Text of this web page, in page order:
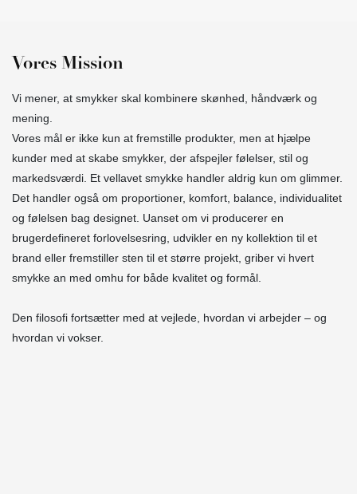
Vores Mission
Vi mener, at smykker skal kombinere skønhed, håndværk og
mening.
Vores mål er ikke kun at fremstille produkter, men at hjælpe
kunder med at skabe smykker, der afspejler følelser, stil og
markedsværdi. Et vellavet smykke handler aldrig kun om glimmer.
Det handler også om proportioner, komfort, balance, individualitet
og følelsen bag designet. Uanset om vi producerer en
brugerdefineret forlovelsesring, udvikler en ny kollektion til et
brand eller fremstiller sten til et større projekt, griber vi hvert
smykke an med omhu for både kvalitet og formål.
Den filosofi fortsætter med at vejlede, hvordan vi arbejder – og
hvordan vi vokser.